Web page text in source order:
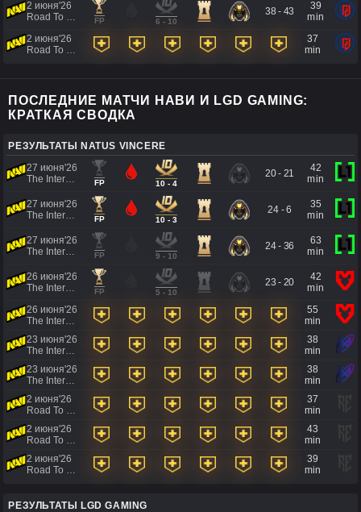
2 июня'26
FP 6 - 10
38 - 43
39
min
2 июня'26
37
min
ПОСЛЕДНИЕ МАТЧИ НАВИ И LGD GAMING:
КРАТКАЯ СВОДКА
РЕЗУЛЬТАТЫ NATUS VINCERE
27 июня'26
FP 10 - 4
20 - 21
42
min
27 июня'26
FP 10 - 3
24 - 6
35
min
27 июня'26
FP 9 - 10
24 - 36
63
min
26 июня'26
FP 5 - 10
23 - 20
42
min
26 июня'26
55
min
23 июня'26
38
min
23 июня'26
38
min
2 июня'26
37
min
2 июня'26
43
min
2 июня'26
39
min
РЕЗУЛЬТАТЫ LGD GAMING